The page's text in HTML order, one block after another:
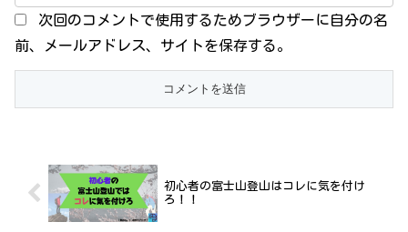
次回のコメントで使用するためブラウザーに自分の名
前、メールアドレス、サイトを保存する。
初心者の富士山登山はコレに気を付け
ろ！！